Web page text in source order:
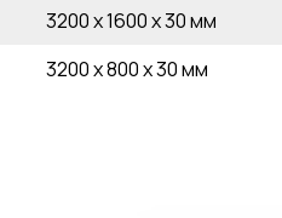
3200 x 1600 x 30 мм
3200 x 800 x 30 мм